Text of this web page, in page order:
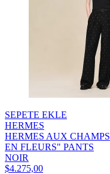
SEPETE EKLE
HERMES
HERMES AUX CHAMPS
EN FLEURS" PANTS
NOIR
$4.275,00